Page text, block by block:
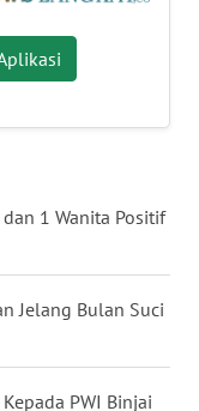
1 Wanita Positif
Jelang Bulan Suci
PWI Binjai